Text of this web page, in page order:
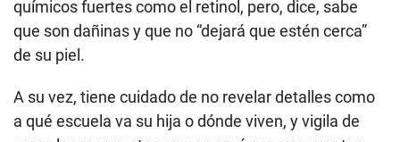
químicos fuertes como el retinol, pero, dice, sabe
que son dañinas y que no “dejará que estén cerca”
de su piel.
A su vez, tiene cuidado de no revelar detalles como
a qué escuela va su hija o dónde viven, y vigila de